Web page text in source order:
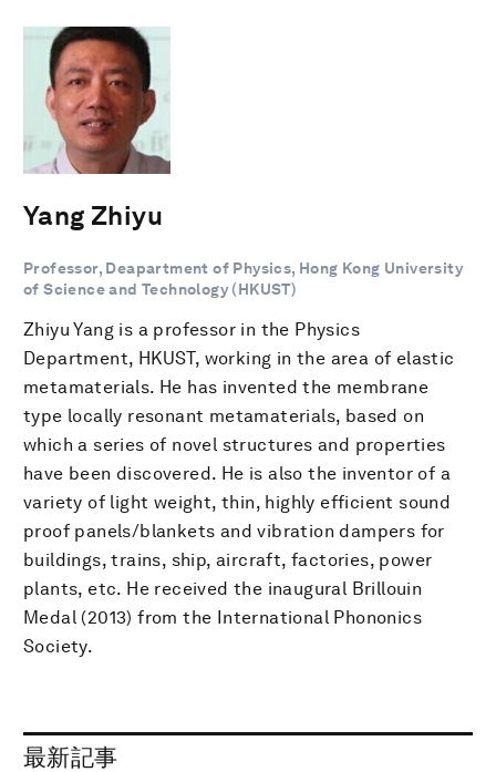
Yang Zhiyu
Professor, Deapartment of Physics, Hong Kong University
of Science and Technology (HKUST)
Zhiyu Yang is a professor in the Physics
Department, HKUST, working in the area of elastic
metamaterials. He has invented the membrane
type locally resonant metamaterials, based on
which a series of novel structures and properties
have been discovered. He is also the inventor of a
variety of light weight, thin, highly efficient sound
proof panels/blankets and vibration dampers for
buildings, trains, ship, aircraft, factories, power
plants, etc. He received the inaugural Brillouin
Medal (2013) from the International Phononics
Society.
最新記事